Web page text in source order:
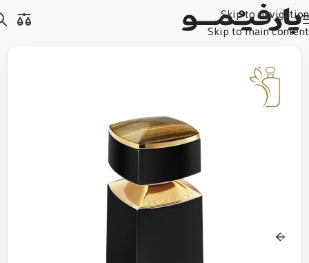
Skip to navigation
Skip to main content